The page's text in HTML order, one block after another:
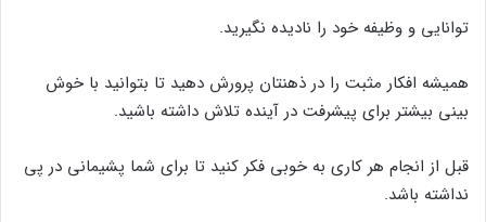
توانایی و وظیفه خود را نادیده نگیرید.
همیشه افکار مثبت را در ذهنتان پرورش دهید تا بتوانید با خوش
بینی بیشتر برای پیشرفت در آینده تلاش داشته باشید.
قبل از انجام هر کاری به خوبی فکر کنید تا برای شما پشیمانی در پی
نداشته باشد.